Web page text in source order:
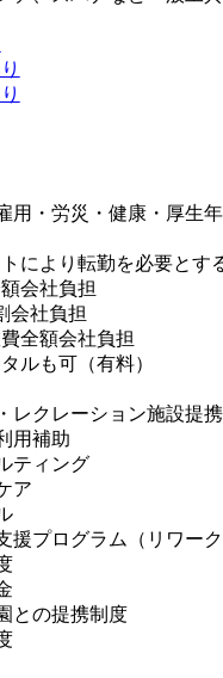
用・労災・健康・厚生年
により転勤を必要とす
会社負担
会社負担
全額会社負担
ルも可（有料）
レクレーション施設提携
用補助
ティング
ア
援プログラム（リワーク
との提携制度